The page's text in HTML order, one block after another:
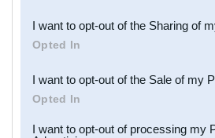
Downstream Participants
third parties.
I want to opt-out of the Sharing of
Opted In
I want to opt-out of the Sale of my
Opted In
I want to opt-out of processing my